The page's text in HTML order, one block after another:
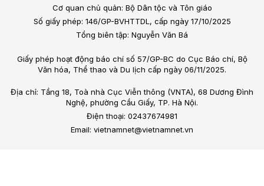
Cơ quan chủ quản: Bộ Dân tộc và Tôn giáo
Số giấy phép: 146/GP-BVHTTDL, cấp ngày 17/10/2025
Tổng biên tập: Nguyễn Văn Bá
Giấy phép hoạt động báo chí số 57/GP-BC do Cục Báo chí, Bộ
Văn hóa, Thể thao và Du lịch cấp ngày 06/11/2025.
Địa chỉ: Tầng 18, Toà nhà Cục Viễn thông (VNTA), 68 Dương Đình
Nghệ, phường Cầu Giấy, TP. Hà Nội.
Điện thoại: 02437674981
Email: vietnamnet@vietnamnet.vn